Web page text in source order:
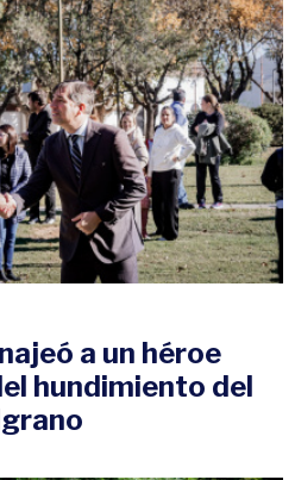
a un héroe
hundimiento del